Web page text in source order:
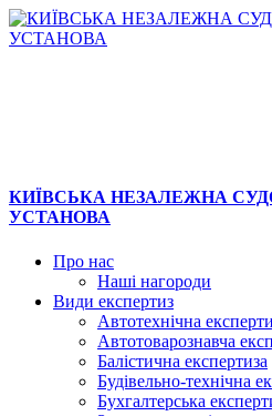
КИЇВСЬКА НЕЗАЛЕЖНА
УСТАНОВА
Про нас
Наші нагороди
Види експертиз
Автотехнічна
Автотоварознавча
Балістична експертиза
Будівельно-технічна
Бухгалтерська